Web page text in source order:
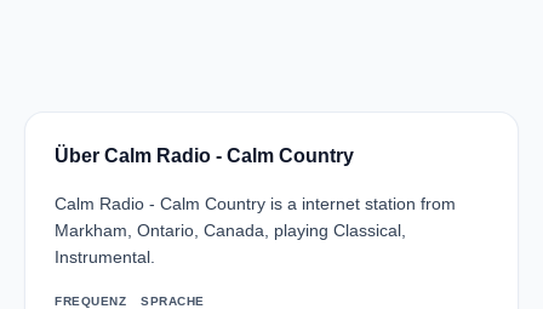
Über Calm Radio - Calm Country
Calm Radio - Calm Country is a internet station from
Markham, Ontario, Canada, playing Classical,
Instrumental.
FREQUENZ SPRACHE